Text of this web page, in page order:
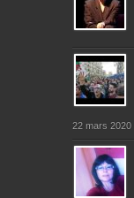
22 mars 2020